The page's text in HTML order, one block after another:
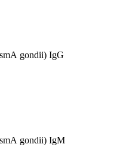
gondii) IgG
gondii) IgМ